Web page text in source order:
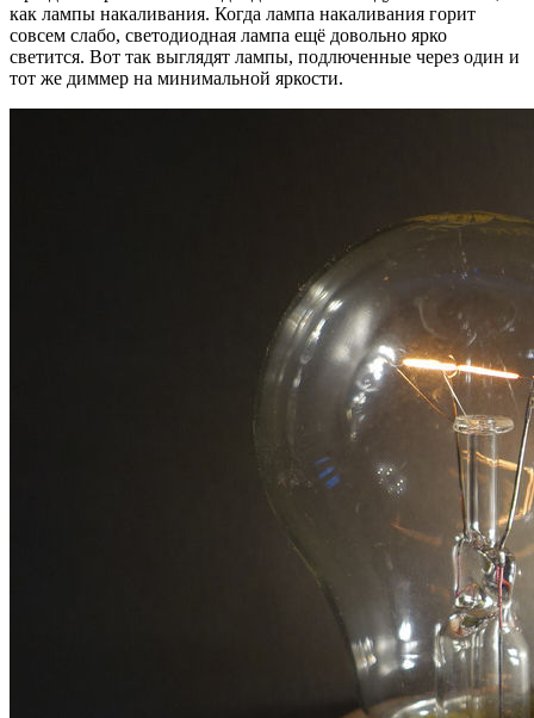
как лампы накаливания. Когда лампа накаливания горит
совсем слабо, светодиодная лампа ещё довольно ярко
светится. Вот так выглядят лампы, подлюченные через один и
тот же диммер на минимальной яркости.